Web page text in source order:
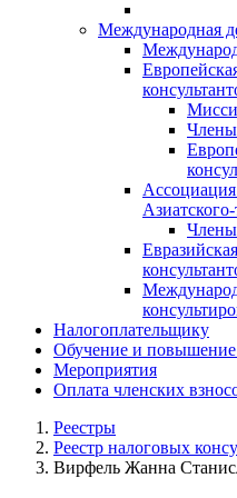
Международная
Ассоциация
Налогоплательщику
Обучение и
Мероприятия
Оплата членских
Реестры
Реестр налоговых
Вирфель Жанна